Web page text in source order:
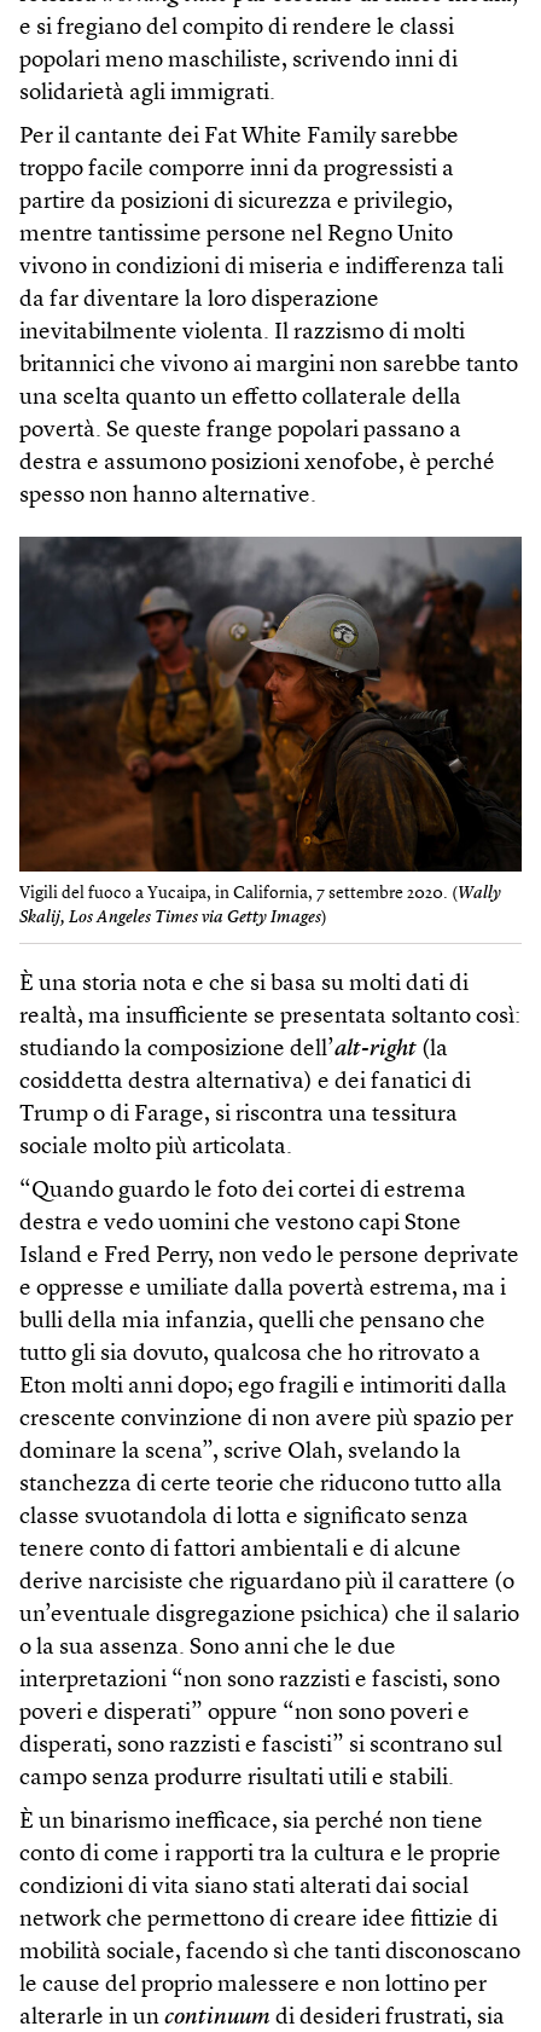
e si fregiano del compito di rendere le classi
popolari meno maschiliste, scrivendo inni di
solidarietà agli immigrati.
Per il cantante dei Fat White Family sarebbe
troppo facile comporre inni da progressisti a
partire da posizioni di sicurezza e privilegio,
mentre tantissime persone nel Regno Unito
vivono in condizioni di miseria e indifferenza tali
da far diventare la loro disperazione
inevitabilmente violenta. Il razzismo di molti
britannici che vivono ai margini non sarebbe tanto
una scelta quanto un effetto collaterale della
povertà. Se queste frange popolari passano a
destra e assumono posizioni xenofobe, è perché
spesso non hanno alternative.
Vigili del fuoco a Yucaipa, in California, 7 settembre 2020. ( Wally
Skalij, Los Angeles Times via Getty Images)
È una storia nota e che si basa su molti dati di
realtà, ma insufficiente se presentata soltanto così:
studiando la composizione dell’alt-right (la
cosiddetta destra alternativa) e dei fanatici di
Trump o di Farage, si riscontra una tessitura
sociale molto più articolata.
“Quando guardo le foto dei cortei di estrema
destra e vedo uomini che vestono capi Stone
Island e Fred Perry, non vedo le persone deprivate
e oppresse e umiliate dalla povertà estrema, ma i
bulli della mia infanzia, quelli che pensano che
tutto gli sia dovuto, qualcosa che ho ritrovato a
Eton molti anni dopo; ego fragili e intimoriti dalla
crescente convinzione di non avere più spazio per
dominare la scena”, scrive Olah, svelando la
stanchezza di certe teorie che riducono tutto alla
classe svuotandola di lotta e significato senza
tenere conto di fattori ambientali e di alcune
derive narcisiste che riguardano più il carattere (o
un’eventuale disgregazione psichica) che il salario
o la sua assenza. Sono anni che le due
interpretazioni “non sono razzisti e fascisti, sono
poveri e disperati” oppure “non sono poveri e
disperati, sono razzisti e fascisti” si scontrano sul
campo senza produrre risultati utili e stabili.
È un binarismo inefficace, sia perché non tiene
conto di come i rapporti tra la cultura e le proprie
condizioni di vita siano stati alterati dai social
network che permettono di creare idee fittizie di
mobilità sociale, facendo sì che tanti disconoscano
le cause del proprio malessere e non lottino per
alterarle in un continuum di desideri frustrati, sia